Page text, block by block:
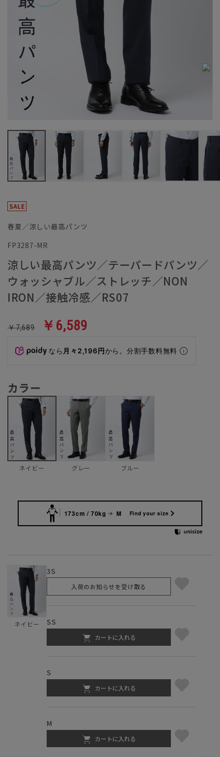
春夏／涼しい最高パンツ
FP3287-MR
涼しい最高パンツ／テーパードパンツ／
ウォッシャブル／ストレッチ／NON
IRON／接触冷感／RS07
￥7,689 ￥6,589
なら 月々2,196円から。分割手数料無料
カラー
ネイビー グレー ブルー
173cm / 70kg M Find your size
ネイビー
3S
入荷のお知らせを受け取る
SS
カートに入れる
S
カートに入れる
M
カートに入れる